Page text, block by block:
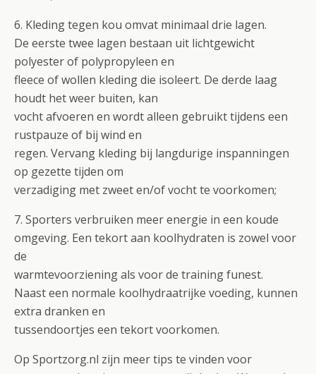
6. Kleding tegen kou omvat minimaal drie lagen.
De eerste twee lagen bestaan uit lichtgewicht
polyester of polypropyleen en
fleece of wollen kleding die isoleert. De derde laag
houdt het weer buiten, kan
vocht afvoeren en wordt alleen gebruikt tijdens een
rustpauze of bij wind en
regen. Vervang kleding bij langdurige inspanningen
op gezette tijden om
verzadiging met zweet en/of vocht te voorkomen;
7. Sporters verbruiken meer energie in een koude
omgeving. Een tekort aan koolhydraten is zowel voor
de
warmtevoorziening als voor de training funest.
Naast een normale koolhydraatrijke voeding, kunnen
extra dranken en
tussendoortjes een tekort voorkomen.
Op Sportzorg.nl zijn meer tips te vinden voor